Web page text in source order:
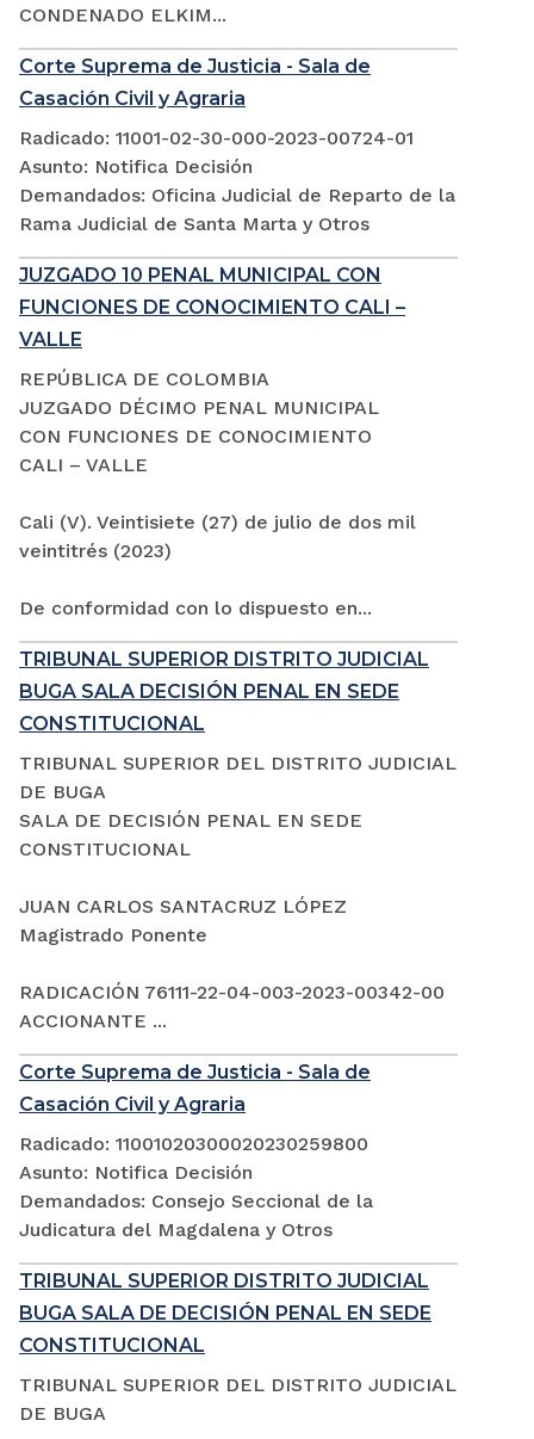
CONDENADO ELKIM...
Corte Suprema de Justicia - Sala de
Casación Civil y Agraria
Radicado: 11001-02-30-000-2023-00724-01
Asunto: Notifica Decisión
Demandados: Oficina Judicial de Reparto de la
Rama Judicial de Santa Marta y Otros
JUZGADO 10 PENAL MUNICIPAL CON
FUNCIONES DE CONOCIMIENTO CALI –
VALLE
REPÚBLICA DE COLOMBIA
JUZGADO DÉCIMO PENAL MUNICIPAL
CON FUNCIONES DE CONOCIMIENTO
CALI – VALLE
Cali (V). Veintisiete (27) de julio de dos mil
veintitrés (2023)
De conformidad con lo dispuesto en...
TRIBUNAL SUPERIOR DISTRITO JUDICIAL
BUGA SALA DECISIÓN PENAL EN SEDE
CONSTITUCIONAL
TRIBUNAL SUPERIOR DEL DISTRITO JUDICIAL
DE BUGA
SALA DE DECISIÓN PENAL EN SEDE
CONSTITUCIONAL
JUAN CARLOS SANTACRUZ LÓPEZ
Magistrado Ponente
RADICACIÓN 76111-22-04-003-2023-00342-00
ACCIONANTE ...
Corte Suprema de Justicia - Sala de
Casación Civil y Agraria
Radicado: 11001020300020230259800
Asunto: Notifica Decisión
Demandados: Consejo Seccional de la
Judicatura del Magdalena y Otros
TRIBUNAL SUPERIOR DISTRITO JUDICIAL
BUGA SALA DE DECISIÓN PENAL EN SEDE
CONSTITUCIONAL
TRIBUNAL SUPERIOR DEL DISTRITO JUDICIAL
DE BUGA